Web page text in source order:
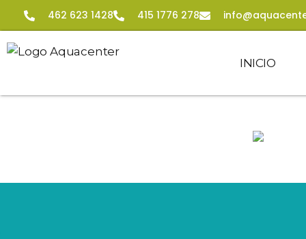
462 623 1428 415 1776 278
INICIO